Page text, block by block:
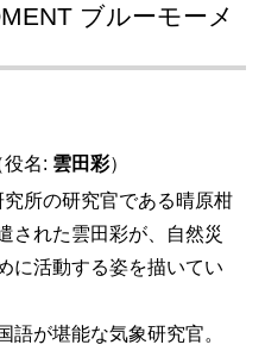
ブルーモーメ
役名: 雲田彩）
所の研究官である晴原柑
された雲田彩が、自然災
に活動する姿を描いてい
語が堪能な気象研究官。